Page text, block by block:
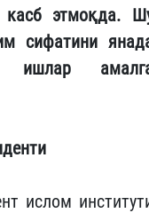
касб этмоқда.
сифатини
ишлар
ислом